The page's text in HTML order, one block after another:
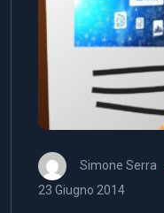
Simone Serra
23 Giugno 2014